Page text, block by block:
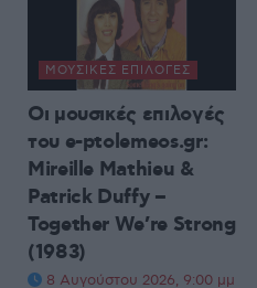
ΜΟΥΣΙΚΈΣ ΕΠΙΛΟΓΈΣ
Οι μουσικές επιλογές
του e-ptolemeos.gr:
Mireille Mathieu &
Patrick Duffy –
Together We’re Strong
(1983)
8 Αυγούστου 2026, 9:00 μμ